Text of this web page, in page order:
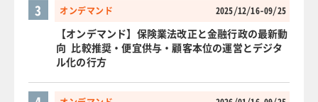
オンデマンド 2025/12/16-09/25
3
【オンデマンド】保険業法改正と金融行政の最新動
向 比較推奨・便宜供与・顧客本位の運営とデジタ
ル化の行方